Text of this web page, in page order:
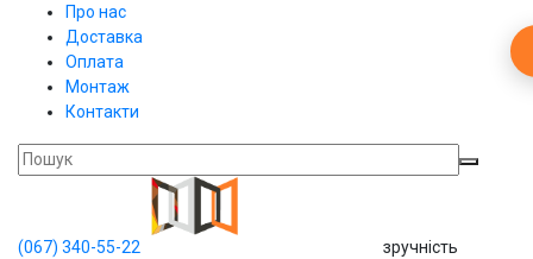
Про нас
Доставка
Оплата
Монтаж
Контакти
(067) 340-55-22
зручність